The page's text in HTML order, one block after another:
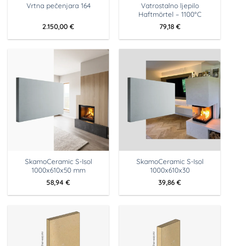
Vrtna pečenjara 164
2.150,00 €
Vatrostalno ljepilo
Haftmörtel – 1100°C
79,18 €
SkamoCeramic S-Isol
1000x610x50 mm
58,94 €
SkamoCeramic S-Isol
1000x610x30
39,86 €